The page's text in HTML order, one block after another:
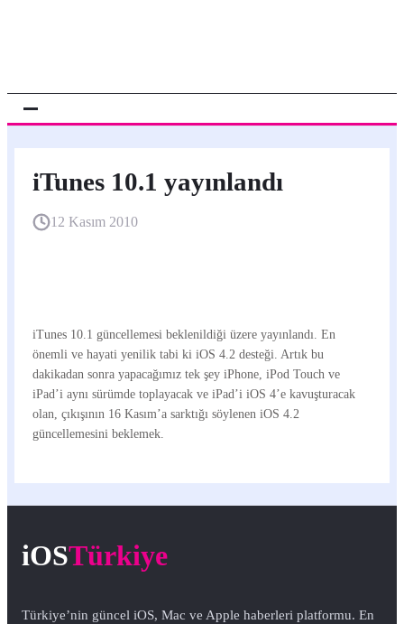
iTunes 10.1 yayınlandı
12 Kasım 2010
iTunes 10.1 güncellemesi beklenildiği üzere yayınlandı. En
önemli ve hayati yenilik tabi ki iOS 4.2 desteği. Artık bu
dakikadan sonra yapacağımız tek şey iPhone, iPod Touch ve
iPad’i aynı sürümde toplayacak ve iPad’i iOS 4’e kavuşturacak
olan, çıkışının 16 Kasım’a sarktığı söylenen iOS 4.2
güncellemesini beklemek.
iOSTürkiye
Türkiye’nin güncel iOS, Mac ve Apple haberleri platformu. En